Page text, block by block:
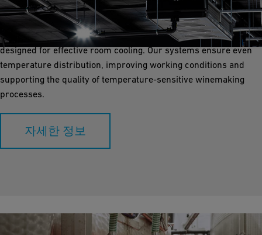
Room cooling is vital for creating a controlled environment in
winery production and storage areas. GF Industry and
Infrastructure Flow Solutions offers robust piping solutions
designed for effective room cooling. Our systems ensure even
temperature distribution, improving working conditions and
supporting the quality of temperature-sensitive winemaking
processes.
자세한 정보